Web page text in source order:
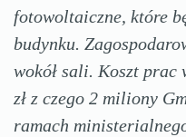
fotowoltaiczne, które
budynku.
wokół sali. Koszt
zł z czego 2 miliony
ramach